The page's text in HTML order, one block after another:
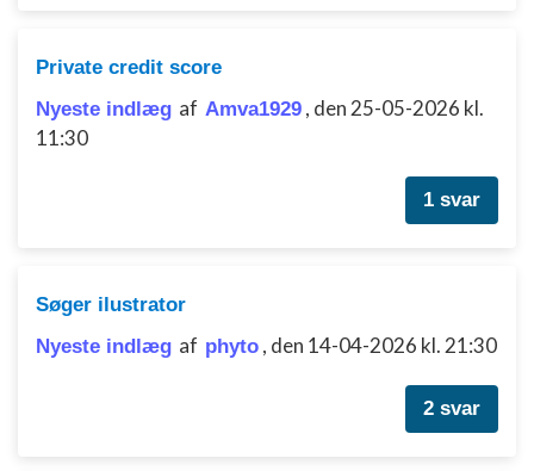
Private credit score
Nyeste indlæg af Amva1929 , den 25-05-2026 kl.
11:30
1 svar
Søger ilustrator
Nyeste indlæg af phyto , den 14-04-2026 kl. 21:30
2 svar